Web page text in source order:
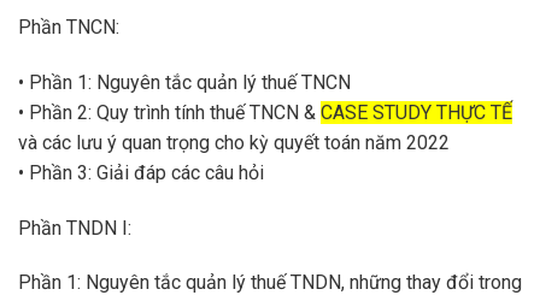
Phần TNCN:
• Phần 1: Nguyên tắc quản lý thuế TNCN
• Phần 2: Quy trình tính thuế TNCN & CASE STUDY THỰC TẾ
và các lưu ý quan trọng cho kỳ quyết toán năm 2022
• Phần 3: Giải đáp các câu hỏi
Phần TNDN I:
Phần 1: Nguyên tắc quản lý thuế TNDN, những thay đổi trong